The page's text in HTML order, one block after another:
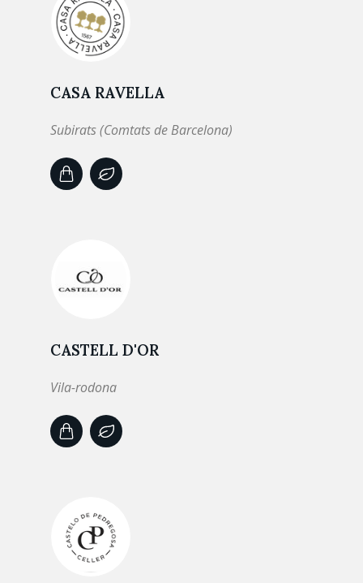
CASA RAVELLA
Subirats (Comtats de Barcelona)
CASTELL D'OR
Vila-rodona